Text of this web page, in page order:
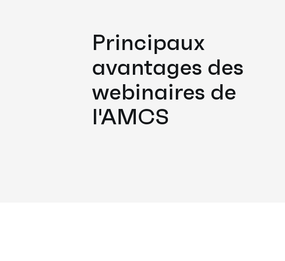
Principaux
avantages des
webinaires de
l'AMCS